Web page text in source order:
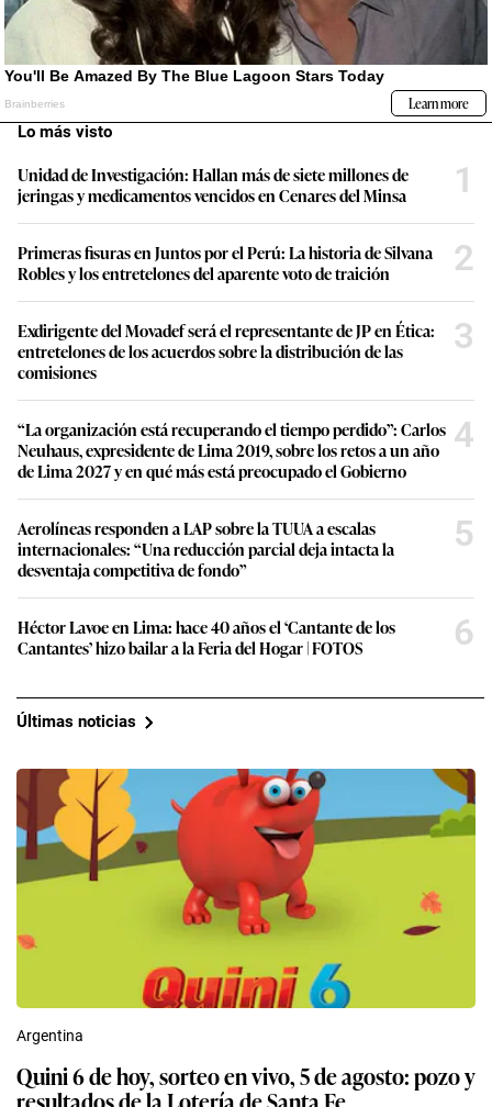
Lo más visto
Unidad de Investigación: Hallan más de siete millones de
jeringas y medicamentos vencidos en Cenares del Minsa
1
Primeras fisuras en Juntos por el Perú: La historia de Silvana
Robles y los entretelones del aparente voto de traición
2
Exdirigente del Movadef será el representante de JP en Ética:
entretelones de los acuerdos sobre la distribución de las
comisiones
3
“La organización está recuperando el tiempo perdido”: Carlos
Neuhaus, expresidente de Lima 2019, sobre los retos a un año
de Lima 2027 y en qué más está preocupado el Gobierno
4
Aerolíneas responden a LAP sobre la TUUA a escalas
internacionales: “Una reducción parcial deja intacta la
desventaja competitiva de fondo”
5
Héctor Lavoe en Lima: hace 40 años el ‘Cantante de los
Cantantes’ hizo bailar a la Feria del Hogar | FOTOS
6
Últimas noticias
Argentina
Quini 6 de hoy, sorteo en vivo, 5 de agosto: pozo y
resultados de la Lotería de Santa Fe